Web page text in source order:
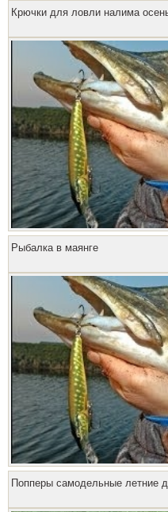
Крючки для ловли налима
Рыбалка в маянге
Попперы самодельные летние